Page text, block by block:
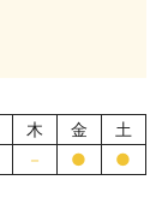
木 金
土
－ ● ●